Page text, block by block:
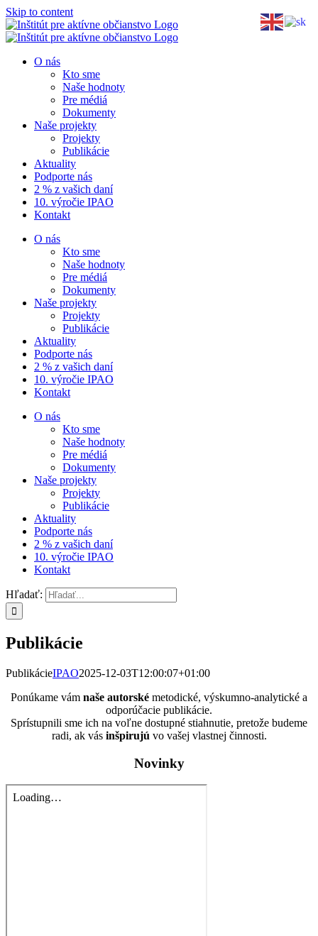
Skip to content
O nás
Kto sme
Naše hodnoty
Pre médiá
Dokumenty
Naše projekty
Projekty
Publikácie
Aktuality
Podporte nás
2 % z vašich daní
10. výročie IPAO
Kontakt
O nás
Kto sme
Naše hodnoty
Pre médiá
Dokumenty
Naše projekty
Projekty
Publikácie
Aktuality
Podporte nás
2 % z vašich daní
10. výročie IPAO
Kontakt
O nás
Kto sme
Naše hodnoty
Pre médiá
Dokumenty
Naše projekty
Projekty
Publikácie
Aktuality
Podporte nás
2 % z vašich daní
10. výročie IPAO
Kontakt
Hľadať:
Publikácie
PublikácieIPAO2025-12-03T12:00:07+01:00
Ponúkame vám naše autorské metodické, výskumno-analytické a
odporúčacie publikácie.
Sprístupnili sme ich na voľne dostupné stiahnutie, pretože budeme
radi, ak vás inšpirujú vo vašej vlastnej činnosti.
Novinky